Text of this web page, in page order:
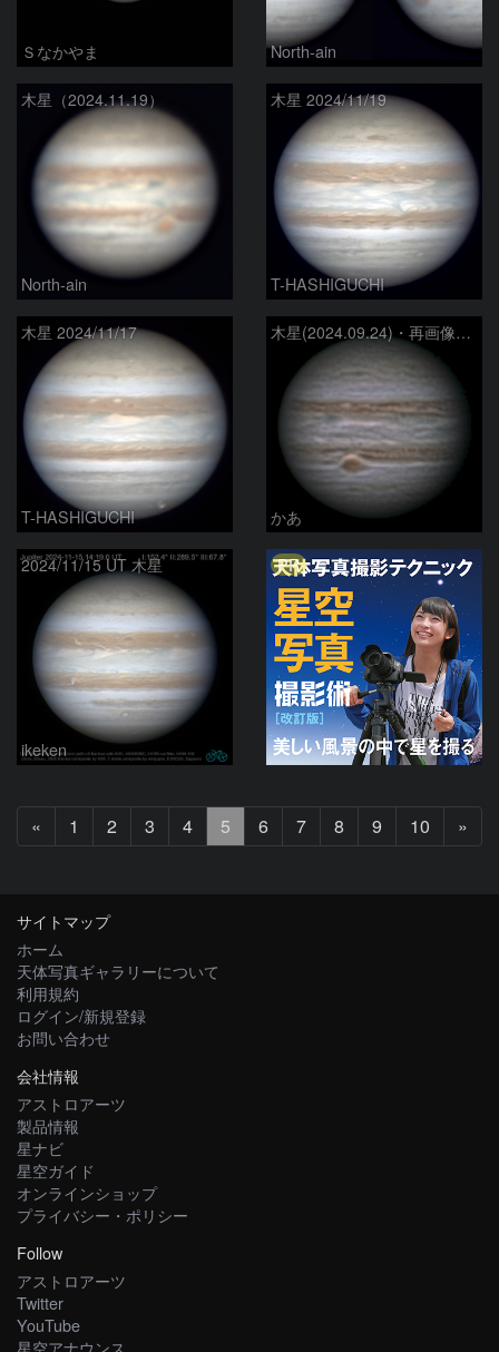
Ｓなかやま North-ain
木星（2024.11.19）
North-ain
木星 2024/11/19
T-HASHIGUCHI
木星 2024/11/17
T-HASHIGUCHI
木星(2024.09.24)・再画像処理
かあ
2024/11/15 UT 木星
ikeken
PR
«
へ
1 2 3 4 5 6 7 8 9 10 »
へ
サイトマップ
ホーム
天体写真ギャラリーについて
利用規約
ログイン/新規登録
お問い合わせ
会社情報
アストロアーツ
製品情報
星ナビ
星空ガイド
オンラインショップ
プライバシー・ポリシー
Follow
アストロアーツ
Twitter
YouTube
星空アナウンス